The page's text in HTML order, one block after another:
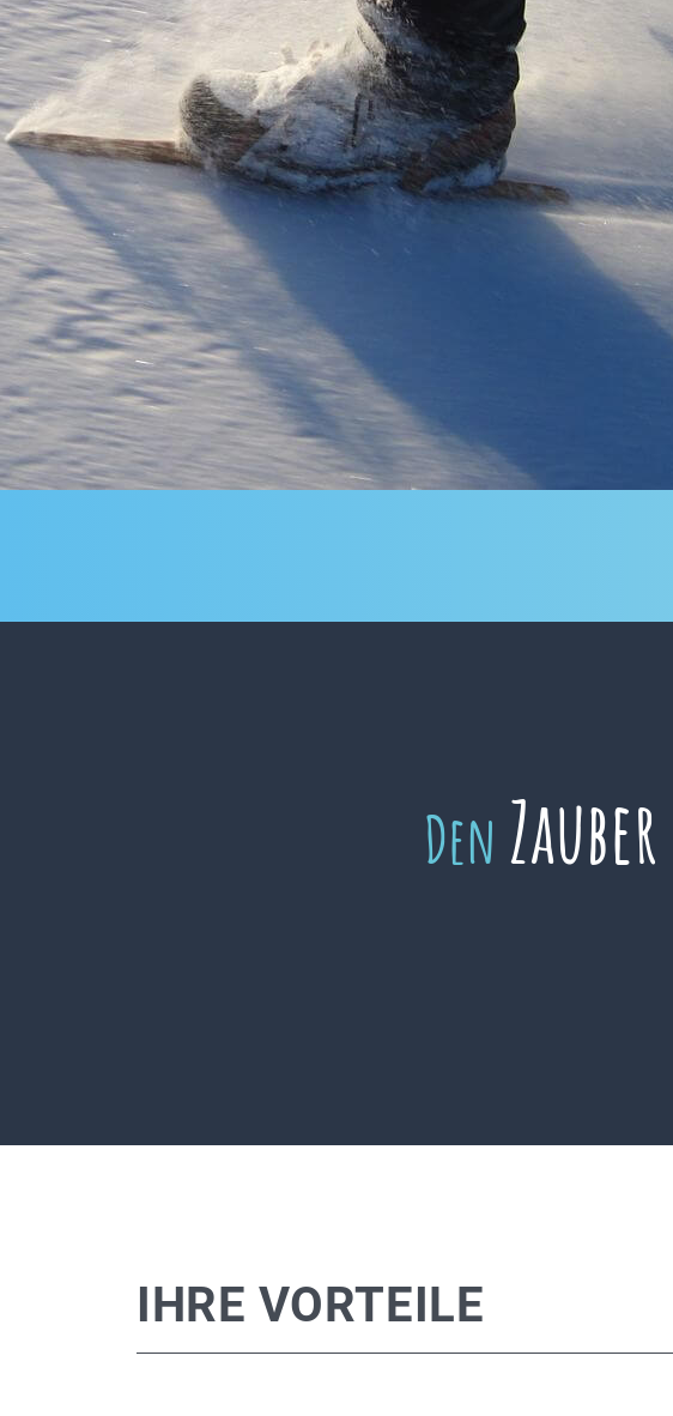
Den Zauber
IHRE VORTEILE